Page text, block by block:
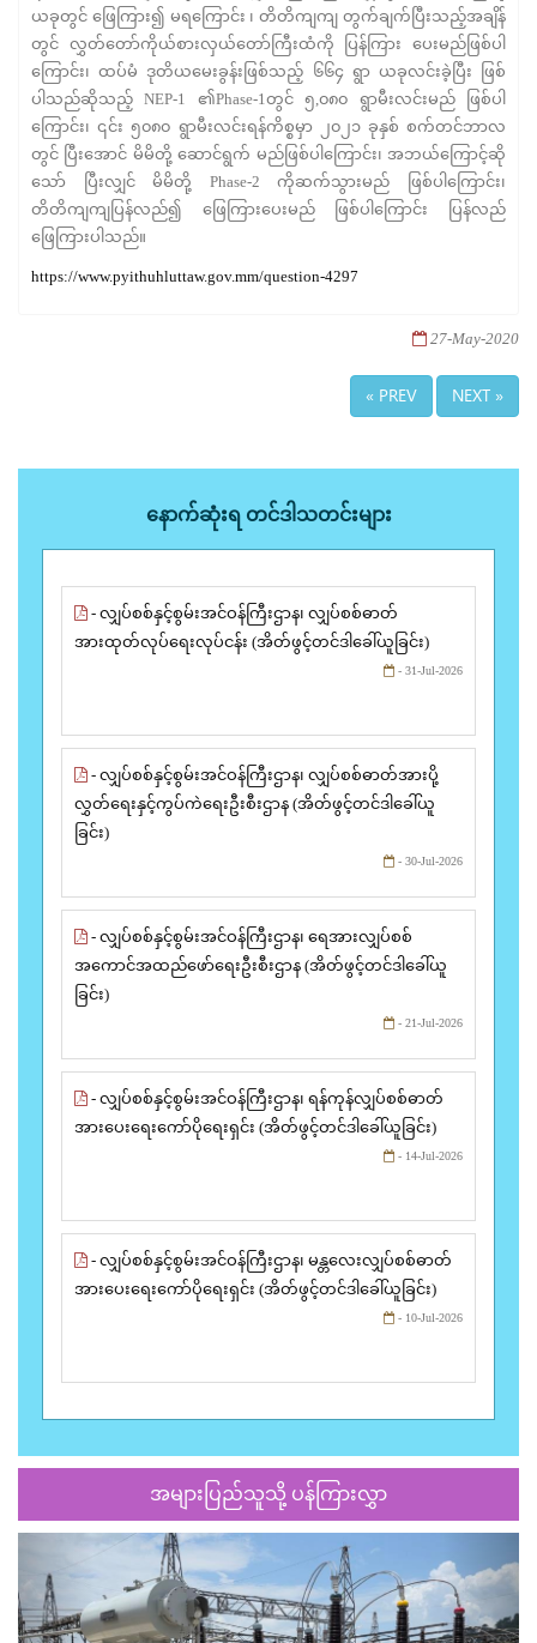
ယခုတွင် ဖြေကြား၍ မရကြောင်း ၊ တိတိကျကျ တွက်ချက်ပြီးသည့်အချိန်
တွင် လွှတ်တော်ကိုယ်စားလှယ်တော်ကြီးထံကို ပြန်ကြား ပေးမည်ဖြစ်ပါ
ကြောင်း၊ ထပ်မံ ဒုတိယမေးခွန်းဖြစ်သည့် ၆၆၄ ရွာ ယခုလင်းခဲ့ပြီး ဖြစ်
ပါသည်ဆိုသည့် NEP-1 ၏Phase-1တွင် ၅,၀၈၀ ရွာမီးလင်းမည် ဖြစ်ပါ
ကြောင်း၊ ၎င်း ၅၀၈၀ ရွာမီးလင်းရန်ကိစ္စမှာ ၂၀၂၁ ခုနှစ် စက်တင်ဘာလ
တွင် ပြီးအောင် မိမိတို့ ဆောင်ရွက် မည်ဖြစ်ပါကြောင်း၊ အဘယ်ကြောင့်ဆို
သော် ပြီးလျှင် မိမိတို့ Phase-2 ကိုဆက်သွားမည် ဖြစ်ပါကြောင်း၊
တိတိကျကျပြန်လည်၍ ဖြေကြားပေးမည် ဖြစ်ပါကြောင်း ပြန်လည်
ဖြေကြားပါသည်။
https://www.pyithuhluttaw.gov.mm/question-4297
27-May-2020
« PREV NEXT »
နောက်ဆုံးရ တင်ဒါသတင်းများ
- လျှပ်စစ်နှင့်စွမ်းအင်ဝန်ကြီးဌာန၊ လျှပ်စစ်ဓာတ်
အားထုတ်လုပ်ရေးလုပ်ငန်း (အိတ်ဖွင့်တင်ဒါခေါ်ယူခြင်း)
- 31-Jul-2026
- လျှပ်စစ်နှင့်စွမ်းအင်ဝန်ကြီးဌာန၊ လျှပ်စစ်ဓာတ်အားပို့
လွှတ်ရေးနှင့်ကွပ်ကဲရေးဦးစီးဌာန (အိတ်ဖွင့်တင်ဒါခေါ်ယူ
ခြင်း)
- 30-Jul-2026
- လျှပ်စစ်နှင့်စွမ်းအင်ဝန်ကြီးဌာန၊ ရေအားလျှပ်စစ်
အကောင်အထည်ဖော်ရေးဦးစီးဌာန (အိတ်ဖွင့်တင်ဒါခေါ်ယူ
ခြင်း)
- 21-Jul-2026
- လျှပ်စစ်နှင့်စွမ်းအင်ဝန်ကြီးဌာန၊ ရန်ကုန်လျှပ်စစ်ဓာတ်
အားပေးရေးကော်ပိုရေးရှင်း (အိတ်ဖွင့်တင်ဒါခေါ်ယူခြင်း)
- 14-Jul-2026
- လျှပ်စစ်နှင့်စွမ်းအင်ဝန်ကြီးဌာန၊ မန္တလေးလျှပ်စစ်ဓာတ်
အားပေးရေးကော်ပိုရေးရှင်း (အိတ်ဖွင့်တင်ဒါခေါ်ယူခြင်း)
- 10-Jul-2026
အများပြည်သူသို့ ပန်ကြားလွှာ
Previous